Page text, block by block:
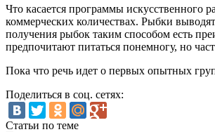
Что касается программы искусственного
коммерческих количествах. Рыбки
получения рыбок таким способом есть
предпочитают питаться понемногу, но
Пока что речь идет о первых опытных
Поделиться в соц. сетях:
Статьи по теме